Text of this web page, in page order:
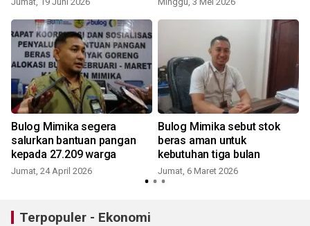
Bulog Mimika segera
salurkan bantuan pangan
kepada 27.209 warga
Jumat, 24 April 2026
Bulog Mimika sebut stok
beras aman untuk
kebutuhan tiga bulan
Jumat, 6 Maret 2026
Terpopuler - Ekonomi